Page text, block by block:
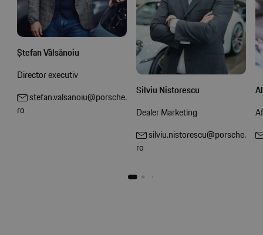
Ștefan Vâlsănoiu
Director executiv
stefan.valsanoiu@porsche.
ro
Silviu Nistorescu
Dealer Marketing
silviu.nistorescu@porsche.
ro